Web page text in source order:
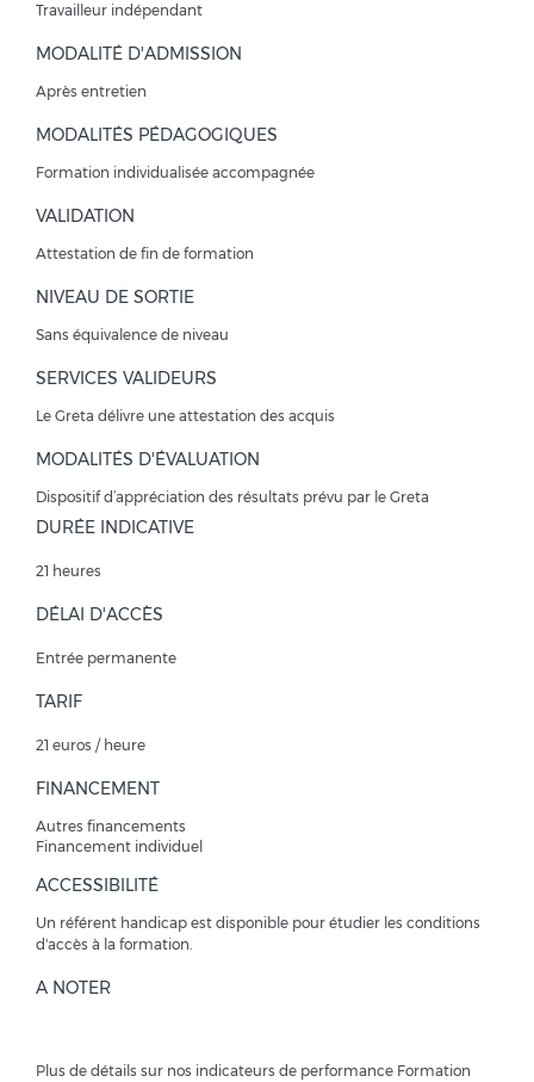
Travailleur indépendant
MODALITÉ D'ADMISSION
Après entretien
MODALITÉS PÉDAGOGIQUES
Formation individualisée accompagnée
VALIDATION
Attestation de fin de formation
NIVEAU DE SORTIE
Sans équivalence de niveau
SERVICES VALIDEURS
Le Greta délivre une attestation des acquis
MODALITÉS D'ÉVALUATION
Dispositif d’appréciation des résultats prévu par le Greta
DURÉE INDICATIVE
21 heures
DÉLAI D'ACCÈS
Entrée permanente
TARIF
21 euros / heure
FINANCEMENT
Autres financements
Financement individuel
ACCESSIBILITÉ
Un référent handicap est disponible pour étudier les conditions
d'accès à la formation.
A NOTER
Plus de détails sur nos indicateurs de performance Formation